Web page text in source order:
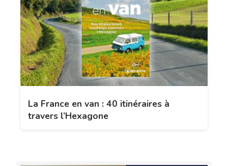
La France en van : 40 itinéraires à
travers l’Hexagone